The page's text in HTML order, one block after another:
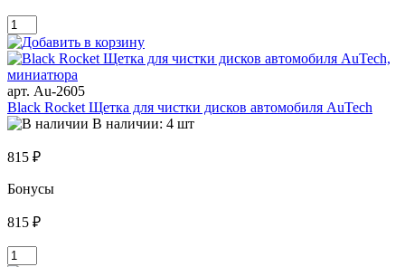
арт. Au-2605
Black Rocket Щетка для чистки дисков автомобиля AuTech
В наличии: 4 шт
815 ₽
Бонусы
815 ₽